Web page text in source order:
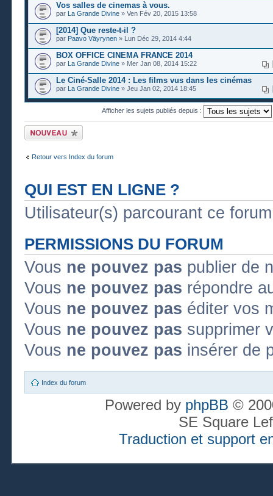
Vos salles de cinemas à vous.
par La Grande Divine » Ven Fév 20, 2015 13:58
[2014] Que reste-t-il ?
par Paavo Väyrynen » Lun Déc 29, 2014 4:44
BOX OFFICE CINEMA FRANCE 2014
par La Grande Divine » Mer Jan 08, 2014 15:22
Le Ciné-Salle 2014 : Les films vus dans les cinémas
par La Grande Divine » Jeu Jan 02, 2014 18:45
Afficher les sujets publiés depuis :
Publier un nouveau
sujet
Retour vers Index du forum
QUI EST EN LIGNE ?
Utilisateur(s) parcourant ce
PERMISSIONS DU FORUM
Vous ne pouvez pas publier de
Vous ne pouvez pas répondre
Vous ne pouvez pas éditer vos
Vous ne pouvez pas supprimer
Vous ne pouvez pas insérer de
Index du forum
Powered by phpBB ©
SE Square
Traduction et support